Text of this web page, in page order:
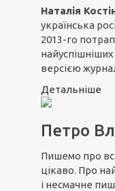
Наталія
українська
2013-го
версією
Детальніше
Петро
Пишемо про
цікаво. Про
і несмачне